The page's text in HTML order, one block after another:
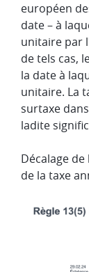
européen
date – à
unitaire par
de tels cas,
la date à
unitaire. La
surtaxe
ladite
Décalage
de la taxe